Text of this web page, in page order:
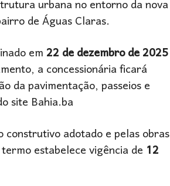
urbana no entorno da nova
de Águas Claras.
em22 de dezembro de 2025
a concessionária ficará
da pavimentação, passeios e
site Bahia.ba
adotado e pelas obras
estabelece vigência de12